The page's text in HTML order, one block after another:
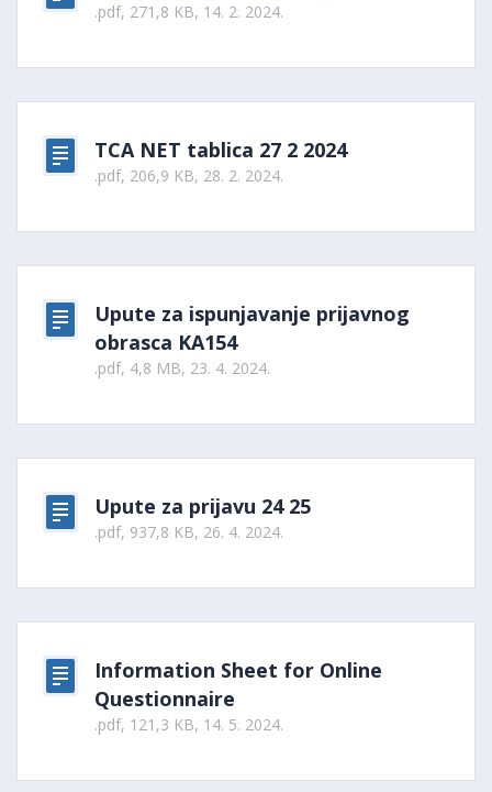
.pdf, 271,8 KB, 14. 2. 2024.
TCA NET tablica 27 2 2024
.pdf, 206,9 KB, 28. 2. 2024.
Upute za ispunjavanje prijavnog
obrasca KA154
.pdf, 4,8 MB, 23. 4. 2024.
Upute za prijavu 24 25
.pdf, 937,8 KB, 26. 4. 2024.
Information Sheet for Online
Questionnaire
.pdf, 121,3 KB, 14. 5. 2024.